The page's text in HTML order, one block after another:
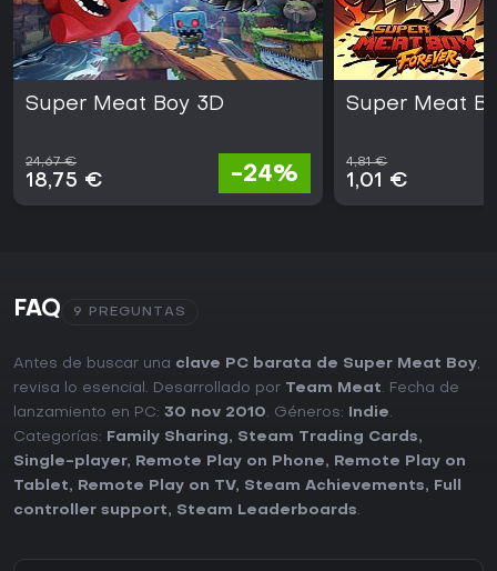
Super Meat Boy 3D
24,67 €
18,75 € -24%
Super Meat
4,81 €
1,01 €
FAQ 9 PREGUNTAS
Antes de buscar una clave PC barata de Super Meat Boy,
revisa lo esencial. Desarrollado por Team Meat. Fecha de
lanzamiento en PC: 30 nov 2010. Géneros: Indie.
Categorías:
Family Sharing, Steam Trading Cards,
Single-player, Remote Play on Phone,
Remote Play on
Tablet, Remote Play on TV, Steam Achievements,
Full
controller support, Steam Leaderboards.